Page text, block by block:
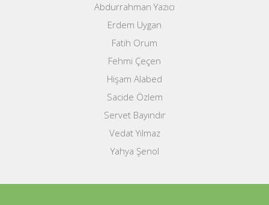
Abdurrahman Yazıcı
Erdem Uygan
Fatih Orum
Fehmi Çeçen
Hişam Alabed
Sacide Özlem
Servet Bayındır
Vedat Yılmaz
Yahya Şenol